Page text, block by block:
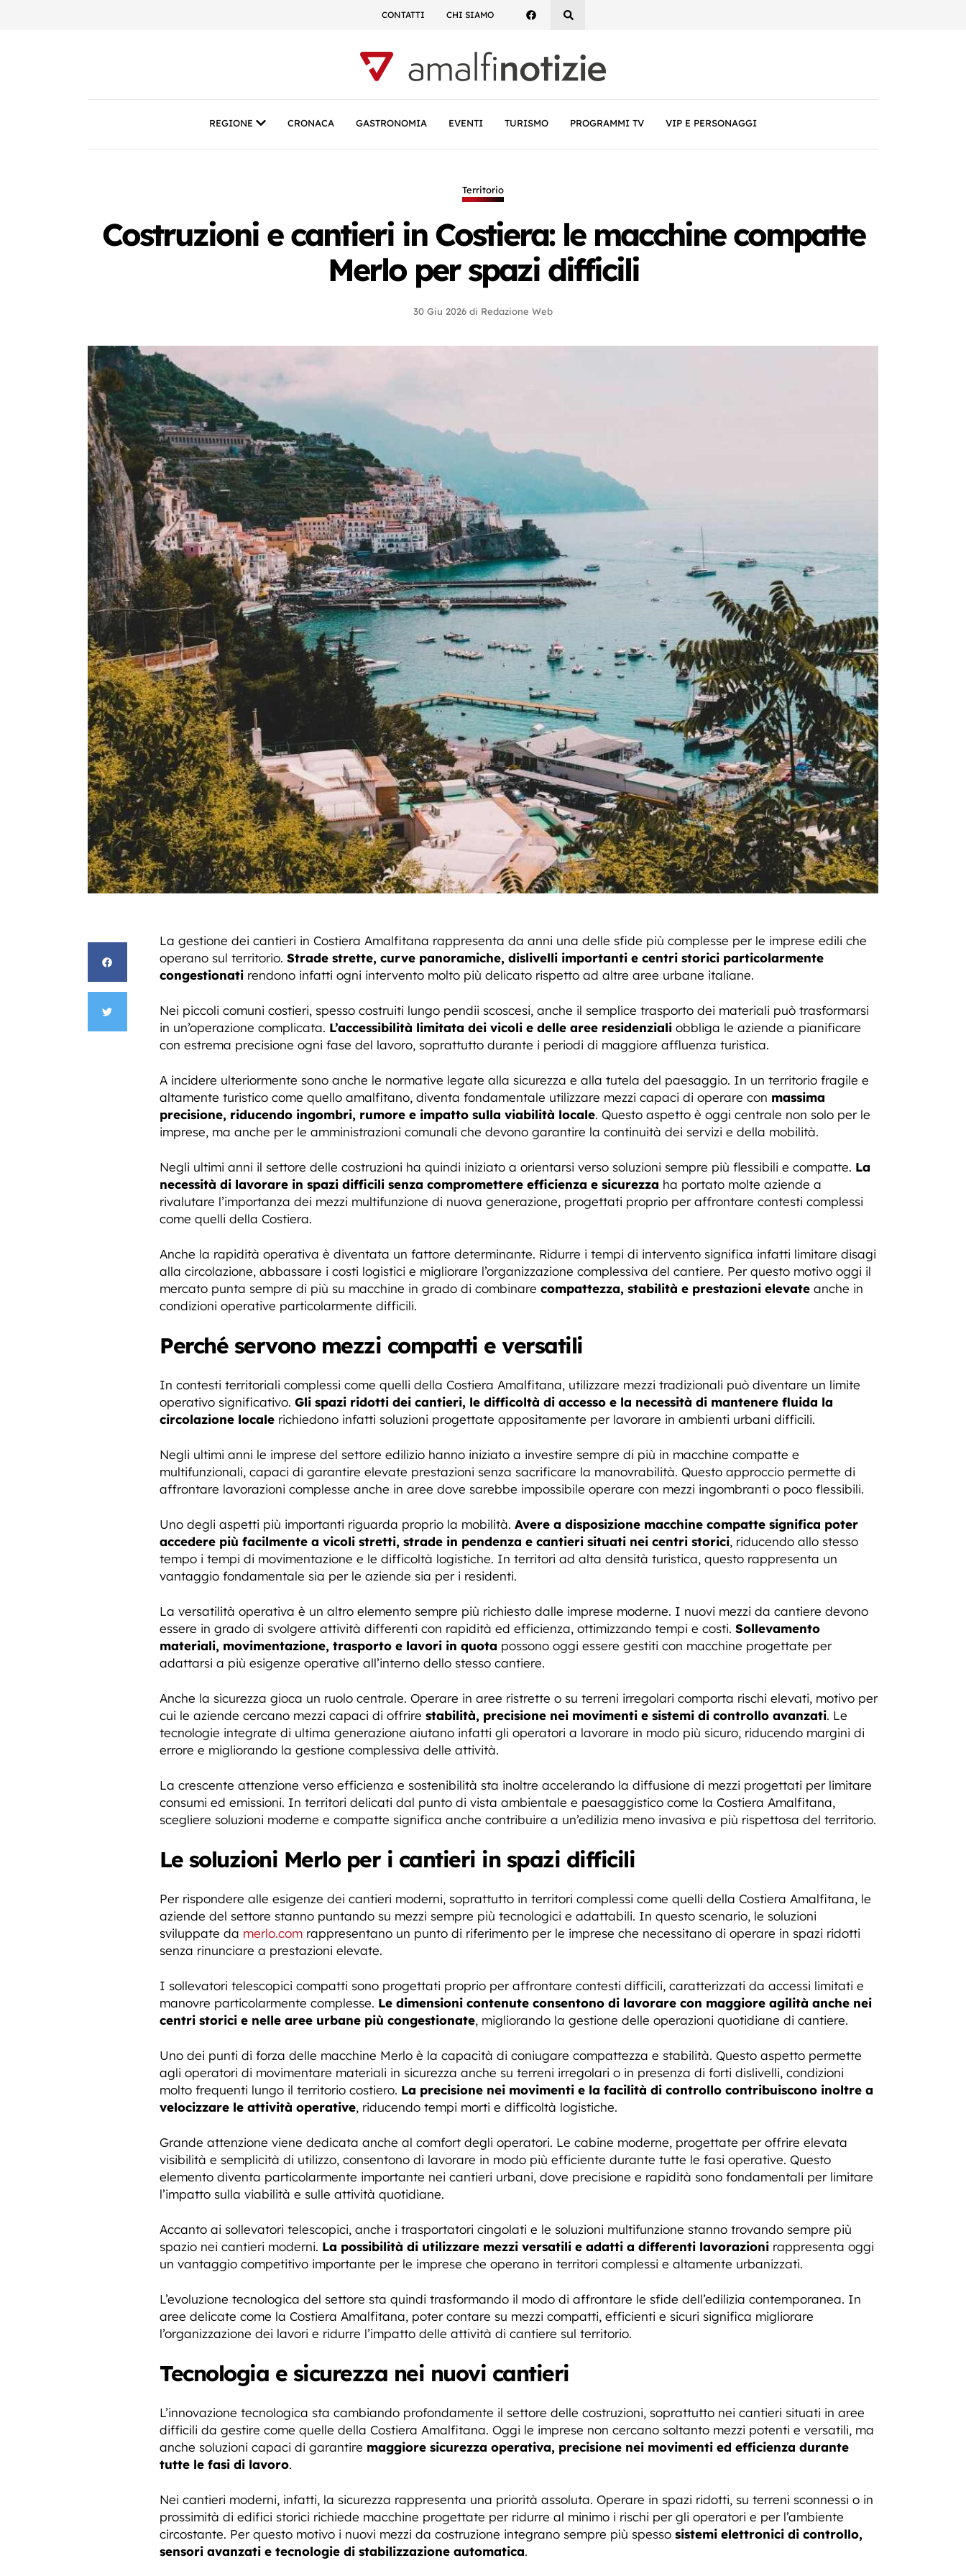
CONTATTI CHI SIAMO
REGIONE CRONACA GASTRONOMIA EVENTI TURISMO PROGRAMMI TV VIP E PERSONAGGI
Territorio
Costruzioni e cantieri in Costiera: le macchine compatte
Merlo per spazi difficili
30 Giu 2026 di Redazione Web
La gestione dei cantieri in Costiera Amalfitana rappresenta da anni una delle sfide più complesse per le imprese edili che
operano sul territorio. Strade strette, curve panoramiche, dislivelli importanti e centri storici particolarmente
congestionati rendono infatti ogni intervento molto più delicato rispetto ad altre aree urbane italiane.
Nei piccoli comuni costieri, spesso costruiti lungo pendii scoscesi, anche il semplice trasporto dei materiali può trasformarsi
in un’operazione complicata. L’accessibilità limitata dei vicoli e delle aree residenziali obbliga le aziende a pianificare
con estrema precisione ogni fase del lavoro, soprattutto durante i periodi di maggiore affluenza turistica.
A incidere ulteriormente sono anche le normative legate alla sicurezza e alla tutela del paesaggio. In un territorio fragile e
altamente turistico come quello amalfitano, diventa fondamentale utilizzare mezzi capaci di operare con massima
precisione, riducendo ingombri, rumore e impatto sulla viabilità locale. Questo aspetto è oggi centrale non solo per le
imprese, ma anche per le amministrazioni comunali che devono garantire la continuità dei servizi e della mobilità.
Negli ultimi anni il settore delle costruzioni ha quindi iniziato a orientarsi verso soluzioni sempre più flessibili e compatte. La
necessità di lavorare in spazi difficili senza compromettere efficienza e sicurezza ha portato molte aziende a
rivalutare l’importanza dei mezzi multifunzione di nuova generazione, progettati proprio per affrontare contesti complessi
come quelli della Costiera.
Anche la rapidità operativa è diventata un fattore determinante. Ridurre i tempi di intervento significa infatti limitare disagi
alla circolazione, abbassare i costi logistici e migliorare l’organizzazione complessiva del cantiere. Per questo motivo oggi il
mercato punta sempre di più su macchine in grado di combinare compattezza, stabilità e prestazioni elevate anche in
condizioni operative particolarmente difficili.
Perché servono mezzi compatti e versatili
In contesti territoriali complessi come quelli della Costiera Amalfitana, utilizzare mezzi tradizionali può diventare un limite
operativo significativo. Gli spazi ridotti dei cantieri, le difficoltà di accesso e la necessità di mantenere fluida la
circolazione locale richiedono infatti soluzioni progettate appositamente per lavorare in ambienti urbani difficili.
Negli ultimi anni le imprese del settore edilizio hanno iniziato a investire sempre di più in macchine compatte e
multifunzionali, capaci di garantire elevate prestazioni senza sacrificare la manovrabilità. Questo approccio permette di
affrontare lavorazioni complesse anche in aree dove sarebbe impossibile operare con mezzi ingombranti o poco flessibili.
Uno degli aspetti più importanti riguarda proprio la mobilità. Avere a disposizione macchine compatte significa poter
accedere più facilmente a vicoli stretti, strade in pendenza e cantieri situati nei centri storici, riducendo allo stesso
tempo i tempi di movimentazione e le difficoltà logistiche. In territori ad alta densità turistica, questo rappresenta un
vantaggio fondamentale sia per le aziende sia per i residenti.
La versatilità operativa è un altro elemento sempre più richiesto dalle imprese moderne. I nuovi mezzi da cantiere devono
essere in grado di svolgere attività differenti con rapidità ed efficienza, ottimizzando tempi e costi. Sollevamento
materiali, movimentazione, trasporto e lavori in quota possono oggi essere gestiti con macchine progettate per
adattarsi a più esigenze operative all’interno dello stesso cantiere.
Anche la sicurezza gioca un ruolo centrale. Operare in aree ristrette o su terreni irregolari comporta rischi elevati, motivo per
cui le aziende cercano mezzi capaci di offrire stabilità, precisione nei movimenti e sistemi di controllo avanzati. Le
tecnologie integrate di ultima generazione aiutano infatti gli operatori a lavorare in modo più sicuro, riducendo margini di
errore e migliorando la gestione complessiva delle attività.
La crescente attenzione verso efficienza e sostenibilità sta inoltre accelerando la diffusione di mezzi progettati per limitare
consumi ed emissioni. In territori delicati dal punto di vista ambientale e paesaggistico come la Costiera Amalfitana,
scegliere soluzioni moderne e compatte significa anche contribuire a un’edilizia meno invasiva e più rispettosa del territorio.
Le soluzioni Merlo per i cantieri in spazi difficili
Per rispondere alle esigenze dei cantieri moderni, soprattutto in territori complessi come quelli della Costiera Amalfitana, le
aziende del settore stanno puntando su mezzi sempre più tecnologici e adattabili. In questo scenario, le soluzioni
sviluppate da merlo.com rappresentano un punto di riferimento per le imprese che necessitano di operare in spazi ridotti
senza rinunciare a prestazioni elevate.
I sollevatori telescopici compatti sono progettati proprio per affrontare contesti difficili, caratterizzati da accessi limitati e
manovre particolarmente complesse. Le dimensioni contenute consentono di lavorare con maggiore agilità anche nei
centri storici e nelle aree urbane più congestionate, migliorando la gestione delle operazioni quotidiane di cantiere.
Uno dei punti di forza delle macchine Merlo è la capacità di coniugare compattezza e stabilità. Questo aspetto permette
agli operatori di movimentare materiali in sicurezza anche su terreni irregolari o in presenza di forti dislivelli, condizioni
molto frequenti lungo il territorio costiero. La precisione nei movimenti e la facilità di controllo contribuiscono inoltre a
velocizzare le attività operative, riducendo tempi morti e difficoltà logistiche.
Grande attenzione viene dedicata anche al comfort degli operatori. Le cabine moderne, progettate per offrire elevata
visibilità e semplicità di utilizzo, consentono di lavorare in modo più efficiente durante tutte le fasi operative. Questo
elemento diventa particolarmente importante nei cantieri urbani, dove precisione e rapidità sono fondamentali per limitare
l’impatto sulla viabilità e sulle attività quotidiane.
Accanto ai sollevatori telescopici, anche i trasportatori cingolati e le soluzioni multifunzione stanno trovando sempre più
spazio nei cantieri moderni. La possibilità di utilizzare mezzi versatili e adatti a differenti lavorazioni rappresenta oggi
un vantaggio competitivo importante per le imprese che operano in territori complessi e altamente urbanizzati.
L’evoluzione tecnologica del settore sta quindi trasformando il modo di affrontare le sfide dell’edilizia contemporanea. In
aree delicate come la Costiera Amalfitana, poter contare su mezzi compatti, efficienti e sicuri significa migliorare
l’organizzazione dei lavori e ridurre l’impatto delle attività di cantiere sul territorio.
Tecnologia e sicurezza nei nuovi cantieri
L’innovazione tecnologica sta cambiando profondamente il settore delle costruzioni, soprattutto nei cantieri situati in aree
difficili da gestire come quelle della Costiera Amalfitana. Oggi le imprese non cercano soltanto mezzi potenti e versatili, ma
anche soluzioni capaci di garantire maggiore sicurezza operativa, precisione nei movimenti ed efficienza durante
tutte le fasi di lavoro.
Nei cantieri moderni, infatti, la sicurezza rappresenta una priorità assoluta. Operare in spazi ridotti, su terreni sconnessi o in
prossimità di edifici storici richiede macchine progettate per ridurre al minimo i rischi per gli operatori e per l’ambiente
circostante. Per questo motivo i nuovi mezzi da costruzione integrano sempre più spesso sistemi elettronici di controllo,
sensori avanzati e tecnologie di stabilizzazione automatica.